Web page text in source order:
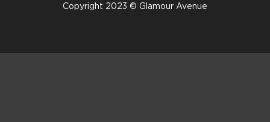
Copyright 2023 © Glamour Avenue